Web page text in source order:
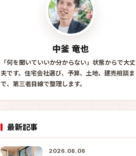
中釜 竜也
「何を聞いていいか分からない」状態からで大丈
夫です。住宅会社選び、予算、土地、建売相談ま
で、第三者目線で整理します。
最新記事
2026.08.06